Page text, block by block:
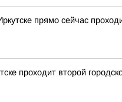
прямо сейчас
проходит второй